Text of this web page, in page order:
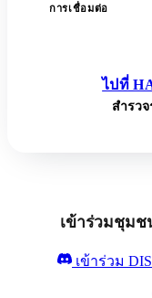
การเชื่อมต่อ
ไปที่
สำรว
เข้าร่วมชุมช
เข้าร่วม